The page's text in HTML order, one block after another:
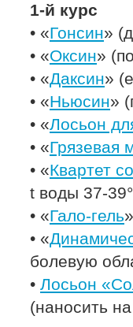
1-й курс
• «Гонсин»
• «Оксин»
• «Даксин»
• «Ньюсин»
• «Лосьон
• «Грязевая
• «Квартет
t воды 37-
• «Гало-гель
• «
болевую
• Лосьон
(наносить